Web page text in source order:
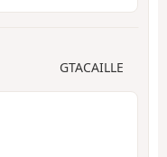
GTACAILLE